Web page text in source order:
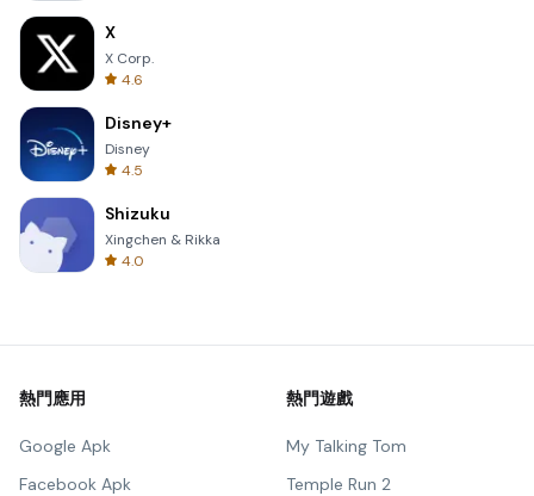
X
X Corp.
4.6
Disney+
Disney
4.5
Shizuku
Xingchen & Rikka
4.0
熱門應用
Google Apk
Facebook Apk
熱門遊戲
My Talking Tom
Temple Run 2